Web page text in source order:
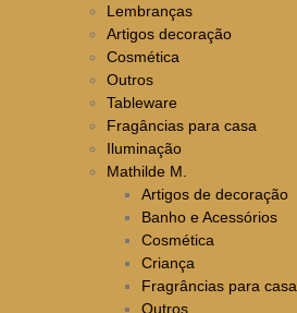
Lembranças
Artigos decoração
Cosmética
Outros
Tableware
Fragâncias para casa
Iluminação
Mathilde M.
Artigos de decoração
Banho e Acessórios
Cosmética
Criança
Fragrâncias para casa
Outros